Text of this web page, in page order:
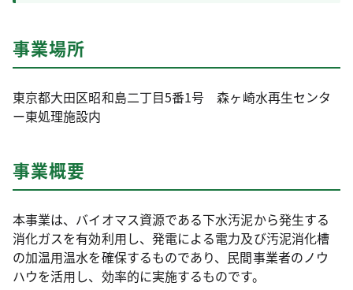
事業場所
東京都大田区昭和島二丁目5番1号 森ヶ崎水再生センタ
ー東処理施設内
事業概要
本事業は、バイオマス資源である下水汚泥から発生する
消化ガスを有効利用し、発電による電力及び汚泥消化槽
の加温用温水を確保するものであり、民間事業者のノウ
ハウを活用し、効率的に実施するものです。